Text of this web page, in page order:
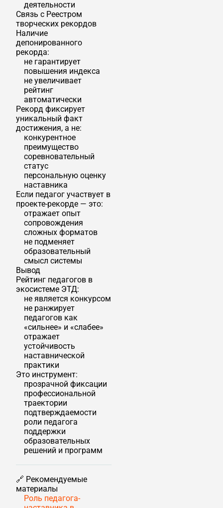
деятельности
Связь с Реестром
творческих рекордов
Наличие
депонированного
рекорда:
не гарантирует
повышения индекса
не увеличивает
рейтинг
автоматически
Рекорд фиксирует
уникальный факт
достижения, а не:
конкурентное
преимущество
соревновательный
статус
персональную оценку
наставника
Если педагог участвует в
проекте-рекорде — это:
отражает опыт
сопровождения
сложных форматов
не подменяет
образовательный
смысл системы
Вывод
Рейтинг педагогов в
экосистеме ЭТД:
не является конкурсом
не ранжирует
педагогов как
«сильнее» и «слабее»
отражает
устойчивость
наставнической
практики
Это инструмент:
прозрачной фиксации
профессиональной
траектории
подтверждаемости
роли педагога
поддержки
образовательных
решений и программ
🔗 Рекомендуемые
материалы
Роль педагога-